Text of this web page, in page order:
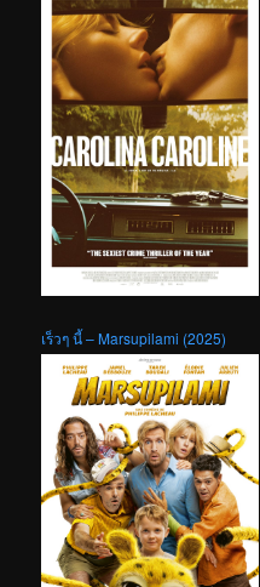
เร็วๆ นี้ – Marsupilami (2025)